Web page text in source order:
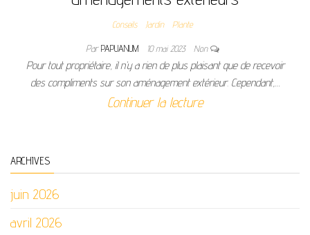
Conseils Jardin Plante
ParPAPUANUM 10 mai 2023 Non
Pour tout propriétaire, il n’y a rien de plus plaisant que de recevoir
des compliments sur son aménagement extérieur. Cependant,…
Continuer la lecture
ARCHIVES
juin 2026
avril 2026